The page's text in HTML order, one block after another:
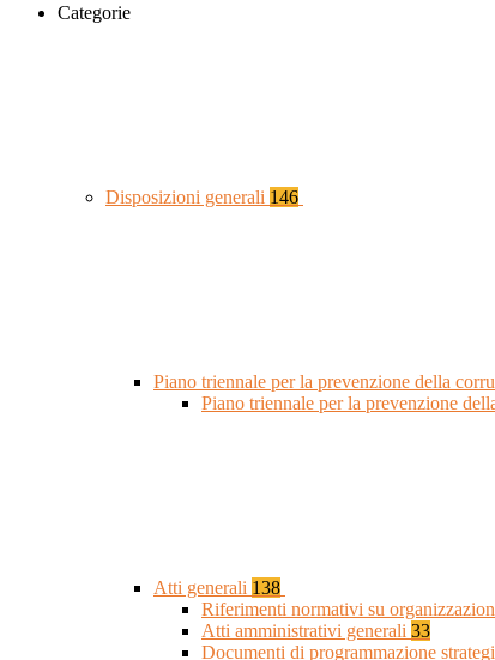
Categorie
Disposizioni generali 146
Piano triennale per la prevenzione della
Piano triennale per la prevenzione
Atti generali 138
Riferimenti normativi su
Atti amministrativi generali 33
Documenti di programmazione